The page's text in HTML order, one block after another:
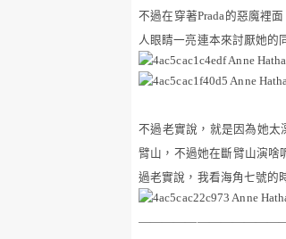
不過在穿著Prada的惡魔裡
人眼睛一亮連本來討厭她的
不過老實說，就是因為她太
臂山，不過她在斷臂山演啥
過老實說，我看海角七號的